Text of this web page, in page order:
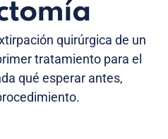
quirúrgica de un
tratamiento para el
qué esperar antes,